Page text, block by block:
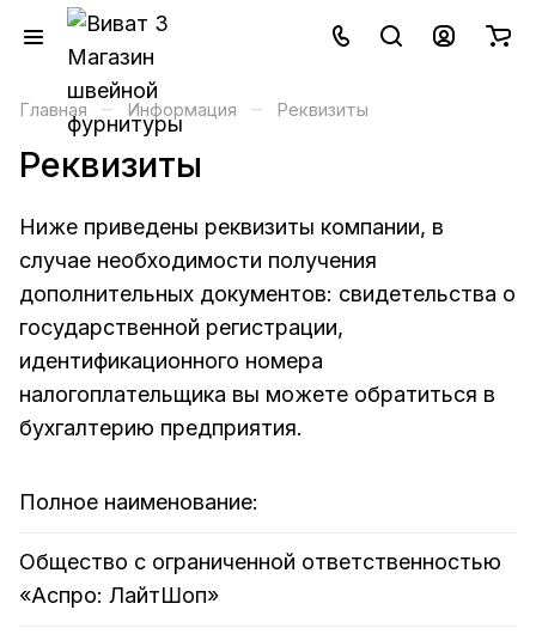
Главная – Информация – Реквизиты
Реквизиты
Ниже приведены реквизиты компании, в
случае необходимости получения
дополнительных документов: свидетельства о
государственной регистрации,
идентификационного номера
налогоплательщика вы можете обратиться в
бухгалтерию предприятия.
Полное наименование:
Общество с ограниченной ответственностью
«Аспро: ЛайтШоп»